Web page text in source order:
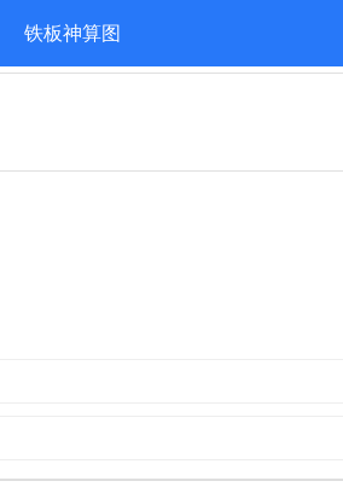
铁板神算图